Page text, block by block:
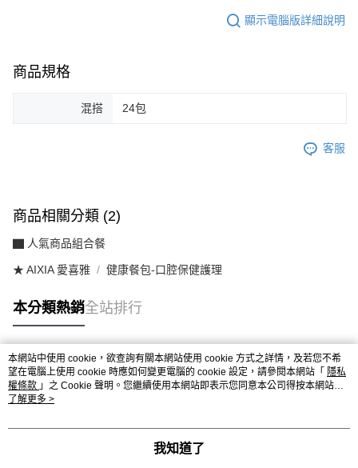
顯示電腦版詳細說明
商品規格
混搭 24包
客服
商品相關分類 (2)
▇ 人氣商品組合餐
★ AIXIA 愛喜雅 健康餐包-口腔保健護理
本分類熱銷全站排行
熱門標籤
本網站中使用 cookie，欲查詢有關本網站使用 cookie 方式之詳情，及若您不希
望在電腦上使用 cookie 時應如何變更電腦的 cookie 設定，請參閱本網站「 隱私
權條款 」之 Cookie 聲明。您繼續使用本網站即表示您同意本公司得按本網站使
用條款之 Cookie 聲明使用 cookie。
了解更多 >
我知道了